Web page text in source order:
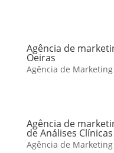
Agência de
Oeiras
Agência de
Agência de
de Análises
Agência de